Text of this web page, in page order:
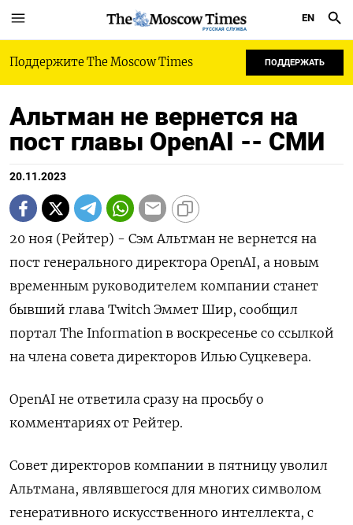
РУССКАЯ СЛУЖБА
EN
Поддержите The Moscow Times ПОДДЕРЖАТЬ
Альтман не вернется на
пост главы OpenAI -- СМИ
20.11.2023
20 ноя (Рейтер) - Сэм Альтман не вернется на
пост генерального директора OpenAI, а новым
временным руководителем компании станет
бывший глава Twitch Эммет Шир, сообщил
портал The Information в воскресенье со ссылкой
на члена совета директоров Илью Суцкевера.
OpenAI не ответила сразу на просьбу о
комментариях от Рейтер.
Совет директоров компании в пятницу уволил
Альтмана, являвшегося для многих символом
генеративного искусственного интеллекта, с